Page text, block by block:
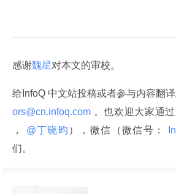
感谢魏星对本文的审校。
给InfoQ 中文站投稿或者参与内容翻
ors@cn.infoq.com 。也欢迎大家通
，
@丁晓昀 ），微信（微信号：
们。